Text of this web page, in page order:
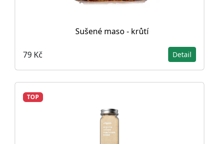
Sušené maso - krůtí
79 Kč Detail
TOP